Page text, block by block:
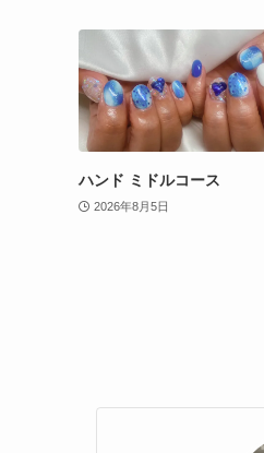
ハンド ミドルコース
2026年8月5日